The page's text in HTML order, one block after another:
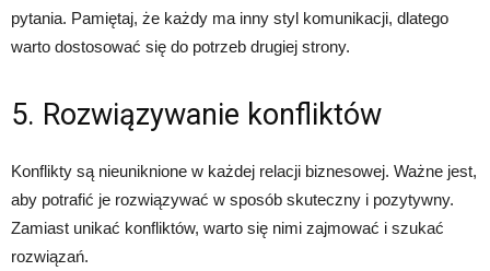
pytania. Pamiętaj, że każdy ma inny styl komunikacji, dlatego
warto dostosować się do potrzeb drugiej strony.
5. Rozwiązywanie konfliktów
Konflikty są nieuniknione w każdej relacji biznesowej. Ważne jest,
aby potrafić je rozwiązywać w sposób skuteczny i pozytywny.
Zamiast unikać konfliktów, warto się nimi zajmować i szukać
rozwiązań.